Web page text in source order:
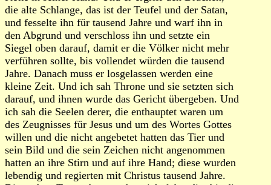
die alte Schlange, das ist der Teufel und der Satan,
und fesselte ihn für tausend Jahre und warf ihn in
den Abgrund und verschloss ihn und setzte ein
Siegel oben darauf, damit er die Völker nicht mehr
verführen sollte, bis vollendet würden die tausend
Jahre. Danach muss er losgelassen werden eine
kleine Zeit. Und ich sah Throne und sie setzten sich
darauf, und ihnen wurde das Gericht übergeben. Und
ich sah die Seelen derer, die enthauptet waren um
des Zeugnisses für Jesus und um des Wortes Gottes
willen und die nicht angebetet hatten das Tier und
sein Bild und die sein Zeichen nicht angenommen
hatten an ihre Stirn und auf ihre Hand; diese wurden
lebendig und regierten mit Christus tausend Jahre.